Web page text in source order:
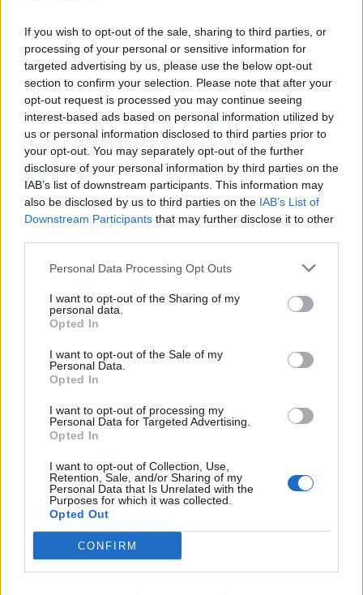
If you wish to opt-out of the sale, sharing to third parties, or
processing of your personal or sensitive information for
targeted advertising by us, please use the below opt-out
section to confirm your selection. Please note that after your
opt-out request is processed you may continue seeing
interest-based ads based on personal information utilized by
us or personal information disclosed to third parties prior to
your opt-out. You may separately opt-out of the further
disclosure of your personal information by third parties on the
IAB’s list of downstream participants. This information may
also be disclosed by us to third parties on the IAB’s List of
Downstream Participants that may further disclose it to other
Personal Data Processing Opt Outs
I want to opt-out of the Sharing of my
personal data.
Opted In
I want to opt-out of the Sale of my
Personal Data.
Opted In
I want to opt-out of processing my
Personal Data for Targeted Advertising.
Opted In
I want to opt-out of Collection, Use,
Retention, Sale, and/or Sharing of my
Personal Data that Is Unrelated with the
Purposes for which it was collected.
Opted Out
CONFIRM
2026. július 19., vasárnap
Őrizetbe vették a Romániában is
súlyos bűncselekményekkel vádolt
Tate testvéreket
2026. július 17., péntek
Mostantól börtönök őrzésére is
használhatóak a nílusi krokodilok
Izraelben